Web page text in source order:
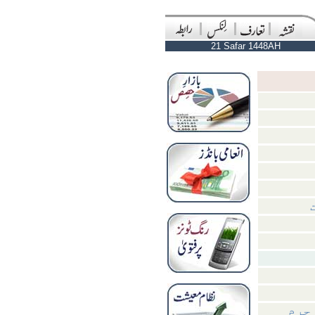
21 Safar 1448AH